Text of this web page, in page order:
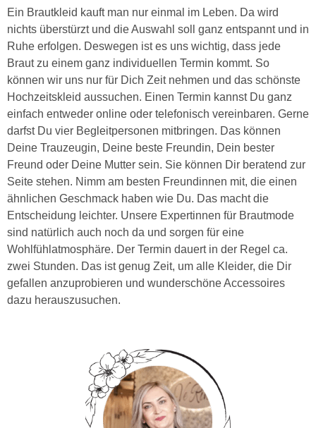
Ein Brautkleid kauft man nur einmal im Leben. Da wird
nichts überstürzt und die Auswahl soll ganz entspannt und in
Ruhe erfolgen. Deswegen ist es uns wichtig, dass jede
Braut zu einem ganz individuellen Termin kommt. So
können wir uns nur für Dich Zeit nehmen und das schönste
Hochzeitskleid aussuchen. Einen Termin kannst Du ganz
einfach entweder online oder telefonisch vereinbaren. Gerne
darfst Du vier Begleitpersonen mitbringen. Das können
Deine Trauzeugin, Deine beste Freundin, Dein bester
Freund oder Deine Mutter sein. Sie können Dir beratend zur
Seite stehen. Nimm am besten Freundinnen mit, die einen
ähnlichen Geschmack haben wie Du. Das macht die
Entscheidung leichter. Unsere Expertinnen für Brautmode
sind natürlich auch noch da und sorgen für eine
Wohlfühlatmosphäre. Der Termin dauert in der Regel ca.
zwei Stunden. Das ist genug Zeit, um alle Kleider, die Dir
gefallen anzuprobieren und wunderschöne Accessoires
dazu herauszusuchen.